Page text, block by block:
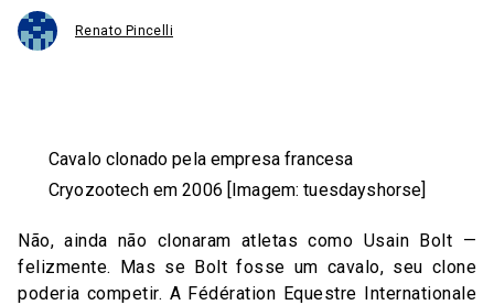
Renato Pincelli
Cavalo clonado pela empresa francesa
Cryozootech em 2006 [Imagem: tuesdayshorse]
Não, ainda não clonaram atletas como Usain Bolt —
felizmente. Mas se Bolt fosse um cavalo, seu clone
poderia competir. A Fédération Equestre Internationale